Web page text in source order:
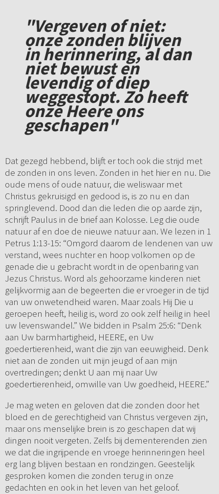
"Vergeven of niet:
onze zonden blijven
in herinnering, al dan
niet bewust en
levendig of diep
weggestopt. Zo heeft
onze Heere ons
geschapen"
Dat gezegd hebbend, blijft er toch ook die strijd met
de zonden in ons leven. Zonden in het hier en nu. Die
oude mens of oude natuur, die weliswaar met
Christus gekruisigd en gedood is, is zo nu en dan
springlevend. Dood dan die leden die op aarde zijn,
schrijft Paulus in de brief aan Kolosse. Leg die oude
natuur af en doe de nieuwe natuur aan. We lezen in 1
Petrus 1:13-15: “Omgord daarom de lendenen van uw
verstand, wees nuchter en hoop volkomen op de
genade die u gebracht wordt in de openbaring van
Jezus Christus. Word als gehoorzame kinderen niet
gelijkvormig aan de begeerten die er vroeger in de tijd
van uw onwetendheid waren. Maar zoals Hij Die u
geroepen heeft, heilig is, word zo ook zelf heilig in heel
uw levenswandel.” We bidden in Psalm 25:6: “Denk
aan Uw barmhartigheid, HEERE, en Uw
goedertierenheid, want die zijn van eeuwigheid. Denk
niet aan de zonden uit mijn jeugd of aan mijn
overtredingen; denkt U aan mij naar Uw
goedertierenheid, omwille van Uw goedheid, HEERE.”
Je mag weten en geloven dat die zonden door het
bloed en de gerechtigheid van Christus vergeven zijn,
maar ons menselijke brein is zo geschapen dat wij
dingen nooit vergeten. Zelfs bij dementerenden zien
we dat die ingrijpende en vroege herinneringen heel
erg lang blijven bestaan en rondzingen. Geestelijk
gesproken komen die zonden terug in onze
gedachten en ook in het leven van het geloof.